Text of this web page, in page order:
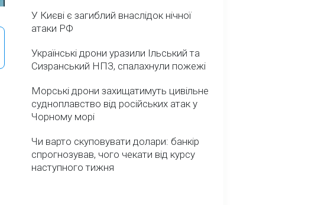
У Києві є загиблий внаслідок нічної
атаки РФ
Українські дрони уразили Ільський та
Сизранський НПЗ, спалахнули пожежі
Морські дрони захищатимуть цивільне
судноплавство від російських атак у
Чорному морі
Чи варто скуповувати долари: банкір
спрогнозував, чого чекати від курсу
наступного тижня